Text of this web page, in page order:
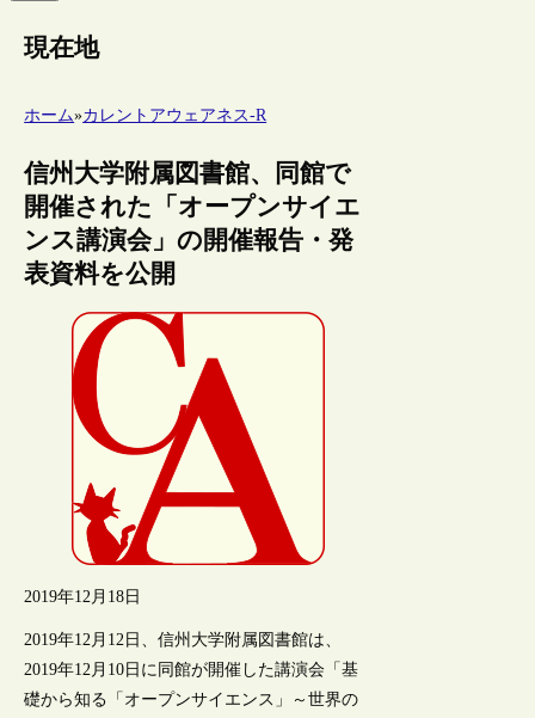
現在地
ホーム»カレントアウェアネス-R
信州大学附属図書館、同館で
開催された「オープンサイエ
ンス講演会」の開催報告・発
表資料を公開
2019年12月18日
2019年12月12日、信州大学附属図書館は、
2019年12月10日に同館が開催した講演会「基
礎から知る「オープンサイエンス」～世界の